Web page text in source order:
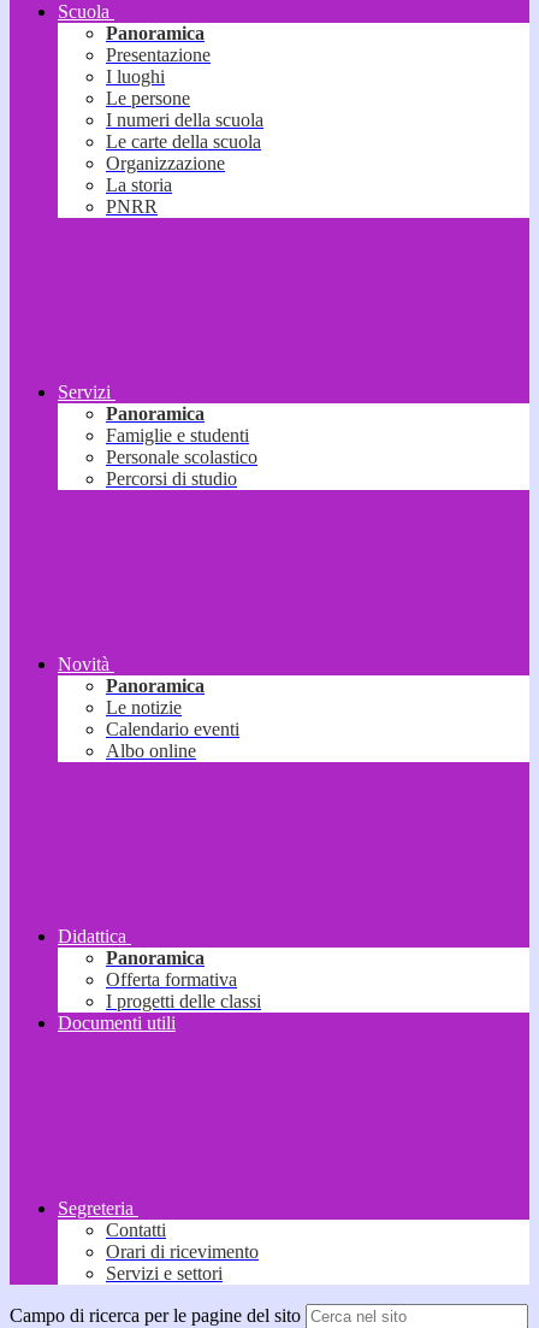
Scuola
Panoramica
Presentazione
I luoghi
Le persone
I numeri della scuola
Le carte della scuola
Organizzazione
La storia
PNRR
Servizi
Panoramica
Famiglie e studenti
Personale scolastico
Percorsi di studio
Novità
Panoramica
Le notizie
Calendario eventi
Albo online
Didattica
Panoramica
Offerta formativa
I progetti delle classi
Documenti utili
Segreteria
Contatti
Orari di ricevimento
Servizi e settori
Campo di ricerca per le pagine del sito